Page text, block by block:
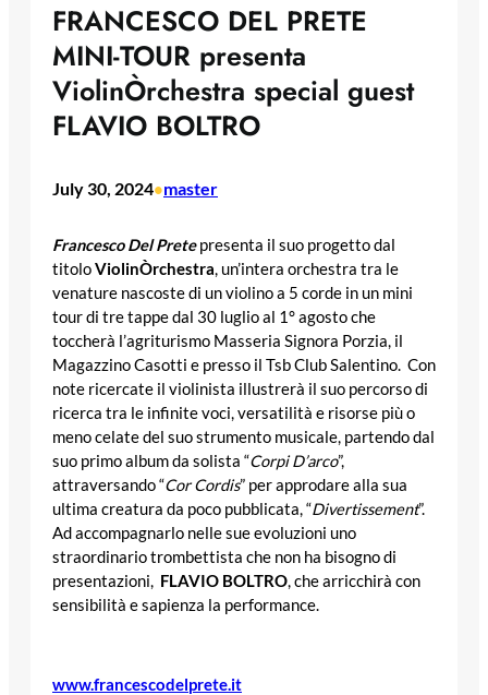
FRANCESCO DEL PRETE
MINI-TOUR presenta
ViolinÒrchestra special guest
FLAVIO BOLTRO
July 30, 2024•master
Francesco Del Pretepresenta il suo progetto dal
titoloViolinÒrchestra, un’intera orchestra tra le
venature nascoste di un violino a 5 corde in un mini
tour di tre tappe dal 30 luglio al 1° agosto che
toccherà l’agriturismo Masseria Signora Porzia, il
Magazzino Casotti e presso il Tsb Club Salentino. Con
note ricercate il violinista illustrerà il suo percorso di
ricerca tra le infinite voci, versatilità e risorse più o
meno celate del suo strumento musicale, partendo dal
suo primo album da solista “Corpi D’arco”,
attraversando “Cor Cordis” per approdare alla sua
ultima creatura da poco pubblicata, “Divertissement”.
Ad accompagnarlo nelle sue evoluzioni uno
straordinario trombettista che non ha bisogno di
presentazioni, FLAVIO BOLTRO, che arricchirà con
sensibilità e sapienza la performance.
www.francescodelprete.it